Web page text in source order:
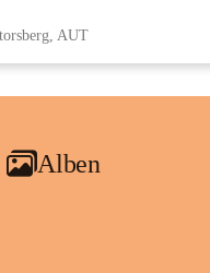
AUT
Alben